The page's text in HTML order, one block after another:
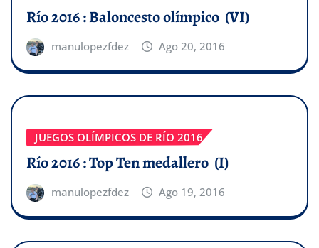
Río 2016 : Baloncesto olímpico (VI)
manulopezfdez Ago 20, 2016
JUEGOS OLÍMPICOS DE RÍO 2016
Río 2016 : Top Ten medallero (I)
manulopezfdez Ago 19, 2016